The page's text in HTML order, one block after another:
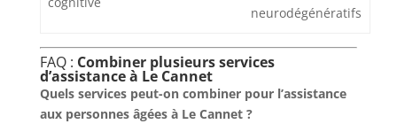
neurodégénératifs
FAQ : Combiner plusieurs services
d’assistance à Le Cannet
Quels services peut-on combiner pour l’assistance
aux personnes âgées à Le Cannet ?